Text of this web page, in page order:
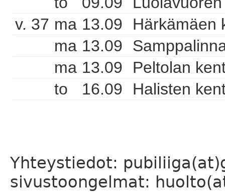
v. 37 ma 13.09
Härkämäen
ma 13.09
ma 13.09
Peltolan
to
16.09 Halisten
Yhteystiedot:
sivustoongelmat: